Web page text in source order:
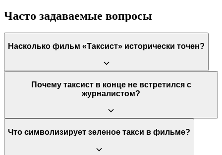
Часто задаваемые вопросы
Насколько фильм «Таксист» исторически точен?
Фильм основан на реальной миссии журналиста Юргена
Хинцпетера и его поездке в Кванджу с корейским таксистом.
характер и мотивация являются художественным вымыслом,
так как его настоящая личность (Ким Са Бок) была
установлена только после выхода фильма. Основные события
восстания и жестокость подавления показаны достоверно.
Почему таксист в конце не встретился с
журналистом?
В фильме таксист видит в газете статью о том, что Юрген
интерпретировать как его скромность — он не считает себя
Что символизирует зеленое такси в фильме?